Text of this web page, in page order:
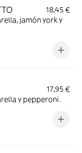
18,45 €
jamón york y
17,95 €
y pepperoni.